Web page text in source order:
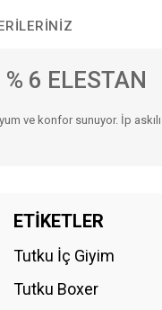
6 ELESTAN
ve konfor sunuyor. İp
ETİKETLER
Tutku İç Giyim
Tutku Boxer